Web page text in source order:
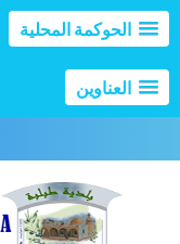
الحوكمة المحلية
العناوين